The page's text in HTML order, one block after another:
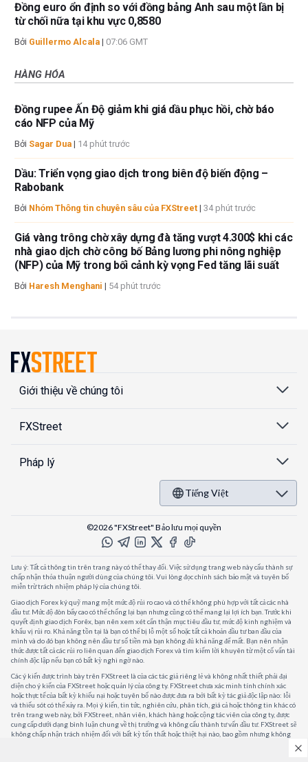
Đồng euro ổn định so với đồng bảng Anh sau một lần bị
từ chối nữa tại khu vực 0,8580
Bởi Guillermo Alcala | 07:06 GMT
HÀNG HÓA
Đồng rupee Ấn Độ giảm khi giá dầu phục hồi, chờ báo
cáo NFP của Mỹ
Bởi Sagar Dua | 14 phút trước
Dầu: Triển vọng giao dịch trong biên độ biến động –
Rabobank
Bởi Nhóm Thông tin chuyên sâu của FXStreet | 34 phút trước
Giá vàng trông chờ xây dựng đà tăng vượt 4.300$ khi các
nhà giao dịch chờ công bố Bảng lương phi nông nghiệp
(NFP) của Mỹ trong bối cảnh kỳ vọng Fed tăng lãi suất
Bởi Haresh Menghani | 54 phút trước
Giới thiệu về chúng tôi
FXStreet
Pháp lý
Tiếng Việt
©2026 "FXStreet" Bảo lưu mọi quyền
Lưu ý: Tất cả thông tin trên trang này có thể thay đổi. Việc sử dụng trang web này cấu thành sự
chấp nhận thỏa thuận người dùng của chúng tôi. Vui lòng đọc chính sách bảo mật và tuyên bố
miễn trừ trách nhiệm pháp lý của chúng tôi.
Giao dịch Forex ký quỹ mang một mức độ rủi ro cao và có thể không phù hợp với tất cả các nhà
đầu tư. Mức độ đòn bẩy cao có thể chống lại bạn nhưng cũng có thể mang lại lợi ích bạn. Trước khi
quyết định giao dịch Forêx, bạn nên xem xét cẩn thận mục tiêu đầu tư, mức độ kinh nghiệm và
khẩu vị rủi ro. Khả năng tồn tại là bạn có thể bị lỗ một số hoặc tất cả khoản đầu tư ban đầu của
mình và do đó bạn không nên đầu tư số tiền mà bạn không đủ khả năng để mất. Bạn nên nhận
thức được tất cả các rủi ro liên quan đến giao dịch Forex và tìm kiếm lời khuyên từ một cố vấn tài
chính độc lập nếu bạn có bất kỳ nghi ngờ nào.
Các ý kiến được trình bày trên FXStreet là của các tác giả riêng lẻ và không nhất thiết phải đại
diện cho ý kiến của FXStreet hoặc quản lý của công ty. FXStreet chưa xác minh tính chính xác
hoặc thực tế của bất kỳ khiếu nại hoặc tuyên bố nào được đưa ra bởi bất kỳ tác giả độc lập nào: lỗi
và thiếu sót có thể xảy ra. Mọi ý kiến, tin tức, nghiên cứu, phân tích, giá cả hoặc thông tin khác có
trên trang web này, bởi FXStreet, nhân viên, khách hàng hoặc cộng tác viên của công ty, được
cung cấp dưới dạng bình luận chung về thị trường và không cấu thành tư vấn đầu tư. FXStreet sẽ
không chấp nhận trách nhiệm đối với bất kỳ tổn thất hoặc thiệt hại nào, bao gồm nhưng không